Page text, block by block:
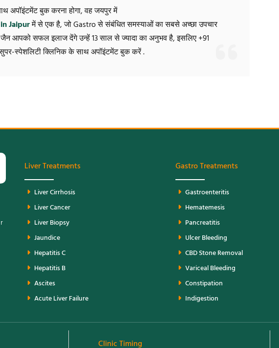
अपॉइंटमेंट बुक करना होगा, वह जयपुर में
Jaipurमें से एक है, जो Gastro से संबंधित समस्याओं का सबसे अच्छा उपचार
आपको सफल इलाज देंगे उन्हें 13 साल से ज्यादा का अनुभव है, इसलिए +91
स्पेशलिटी क्लिनिक के साथ अपॉइंटमेंट बुक करें .
Liver Treatments
Liver Cirrhosis
Liver Cancer
Liver Biopsy
Jaundice
Hepatitis C
Hepatitis B
Ascites
Acute Liver Failure
Gastro Treatments
Gastroenteritis
Hematemesis
Pancreatitis
Ulcer Bleeding
CBD Stone Removal
Variceal Bleeding
Constipation
Indigestion
Clinic Timing